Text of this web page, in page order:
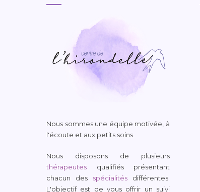
Nous sommes une équipe motivée, à
l'écoute et aux petits soins.
Nous disposons de plusieurs
thérapeutes qualifiés présentant
chacun des spécialités différentes.
L'objectif est de vous offrir un suivi